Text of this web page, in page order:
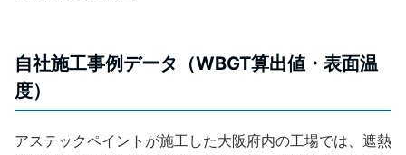
自社施工事例データ（WBGT算出値・表面温
度）
アステックペイントが施工した大阪府内の工場では、遮熱